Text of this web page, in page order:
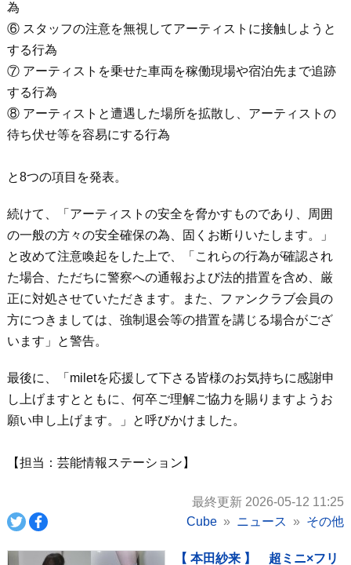
為
⑥ スタッフの注意を無視してアーティストに接触しようと
する行為
⑦ アーティストを乗せた車両を稼働現場や宿泊先まで追跡
する行為
⑧ アーティストと遭遇した場所を拡散し、アーティストの
待ち伏せ等を容易にする行為
と8つの項目を発表。
続けて、「アーティストの安全を脅かすものであり、周囲
の一般の方々の安全確保の為、固くお断りいたします。」
と改めて注意喚起をした上で、「これらの行為が確認され
た場合、ただちに警察への通報および法的措置を含め、厳
正に対処させていただきます。また、ファンクラブ会員の
方につきましては、強制退会等の措置を講じる場合がござ
います」と警告。
最後に、「miletを応援して下さる皆様のお気持ちに感謝申
し上げますとともに、何卒ご理解ご協力を賜りますようお
願い申し上げます。」と呼びかけました。
【担当：芸能情報ステーション】
最終更新 2026-05-12 11:25
Cube
ニュース その他
【 本田紗来 】 超ミニ×フリ